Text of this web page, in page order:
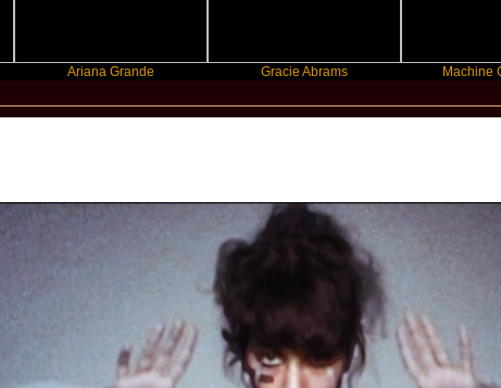
Ariana Grande Gracie Abrams Machine Gun Kelly